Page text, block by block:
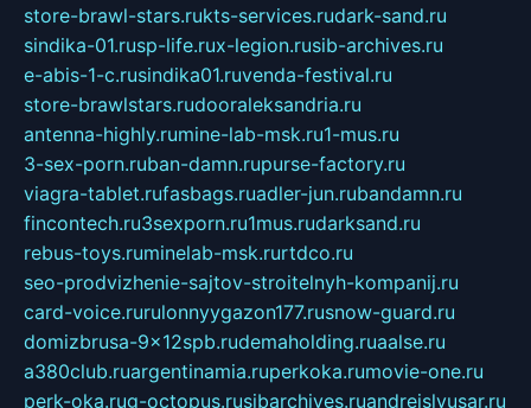
store-brawl-stars.rukts-services.rudark-sand.ru
sindika-01.rusp-life.rux-legion.rusib-archives.ru
e-abis-1-c.rusindika01.ruvenda-festival.ru
store-brawlstars.rudooraleksandria.ru
antenna-highly.rumine-lab-msk.ru1-mus.ru
3-sex-porn.ruban-damn.rupurse-factory.ru
viagra-tablet.rufasbags.ruadler-jun.rubandamn.ru
fincontech.ru3sexporn.ru1mus.rudarksand.ru
rebus-toys.ruminelab-msk.rurtdco.ru
seo-prodvizhenie-sajtov-stroitelnyh-kompanij.ru
card-voice.rurulonnyygazon177.rusnow-guard.ru
domizbrusa-9x12spb.rudemaholding.ruaalse.ru
a380club.ruargentinamia.ruperkoka.rumovie-one.ru
perk-oka.rug-octopus.rusibarchives.ruandreislyusar.ru